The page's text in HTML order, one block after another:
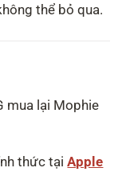
thể bỏ qua.
mua lại Mophie
thức tạiApple